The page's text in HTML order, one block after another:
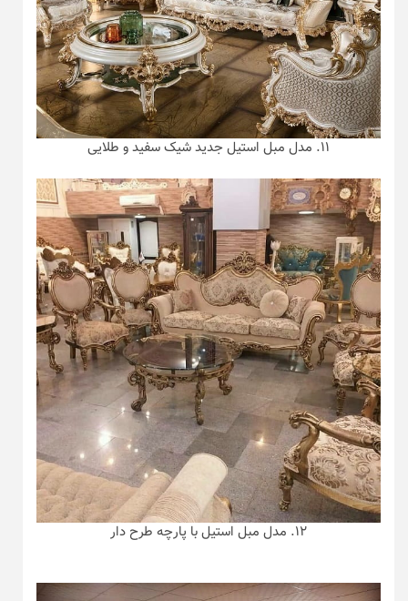
۱۱. مدل مبل استیل جدید شیک سفید و طلایی
۱۲. مدل مبل استیل با پارچه طرح دار